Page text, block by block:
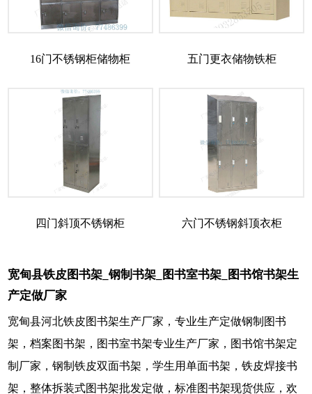
16门不锈钢柜储物柜 五门更衣储物铁柜
四门斜顶不锈钢柜 六门不锈钢斜顶衣柜
宽甸县铁皮图书架_钢制书架_图书室书架_图书馆书架生
产定做厂家
宽甸县河北铁皮图书架生产厂家，专业生产定做钢制图书
架，档案图书架，图书室书架专业生产厂家，图书馆书架定
制厂家，钢制铁皮双面书架，学生用单面书架，铁皮焊接书
架，整体拆装式图书架批发定做，标准图书架现货供应，欢